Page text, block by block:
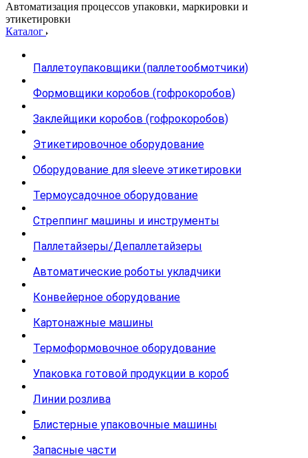
Автоматизация процессов упаковки, маркировки и
этикетировки
Каталог
Паллетоупаковщики (паллетообмотчики)
Формовщики коробов (гофрокоробов)
Заклейщики коробов (гофрокоробов)
Этикетировочное оборудование
Оборудование для sleeve этикетировки
Термоусадочное оборудование
Стреппинг машины и инструменты
Паллетайзеры/Депаллетайзеры
Автоматические роботы укладчики
Конвейерное оборудование
Картонажные машины
Термоформовочное оборудование
Упаковка готовой продукции в короб
Линии розлива
Блистерные упаковочные машины
Запасные части